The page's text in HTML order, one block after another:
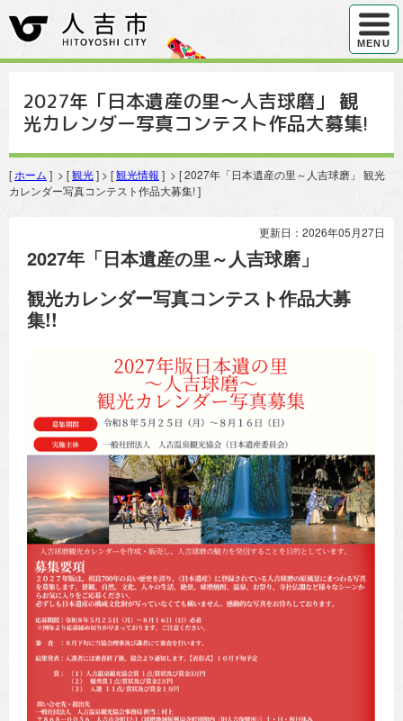
ハンバ
MENU
2027年「日本遺産の里～人吉球磨」 観
光カレンダー写真コンテスト作品大募集!
[ ホーム ] > [観光] > [観光情報 ] > [ 2027年「日本遺産の里～人吉球磨」 観光
カレンダー写真コンテスト作品大募集! ]
更新日：2026年05月27日
2027年「日本遺産の里～人吉球磨」
観光カレンダー写真コンテスト作品大募
集!!